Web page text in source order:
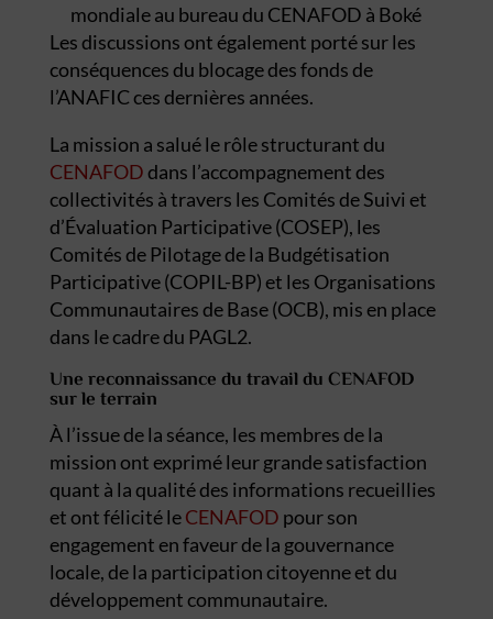
mondiale au bureau du CENAFOD à Boké
Les discussions ont également porté sur les
conséquences du blocage des fonds de
l’ANAFIC ces dernières années.
La mission a salué le rôle structurant du
CENAFODdans l’accompagnement des
collectivités à travers les Comités de Suivi et
d’Évaluation Participative (COSEP), les
Comités de Pilotage de la Budgétisation
Participative (COPIL-BP) et les Organisations
Communautaires de Base (OCB), mis en place
dans le cadre du PAGL2.
Une reconnaissance du travail du CENAFOD
sur le terrain
À l’issue de la séance, les membres de la
mission ont exprimé leur grande satisfaction
quant à la qualité des informations recueillies
et ont félicité leCENAFOD pour son
engagement en faveur de la gouvernance
locale, de la participation citoyenne et du
développement communautaire.